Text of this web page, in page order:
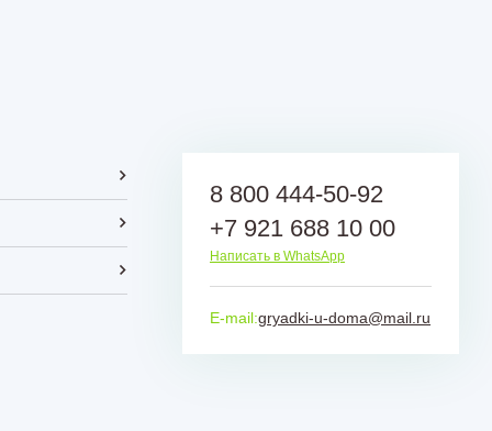
8 800 444-50-92
+7 921 688 10 00
Написать в WhatsApp
E-mail:gryadki-u-doma@mail.ru